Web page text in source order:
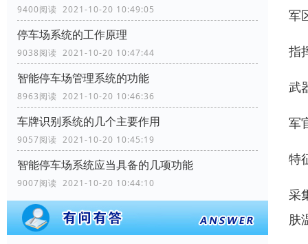
9400阅读 2021-10-20 10:49:05
停车场系统的工作原理
9038阅读 2021-10-20 10:47:44
智能停车场管理系统的功能
8963阅读 2021-10-20 10:46:36
车牌识别系统的几个主要作用
9057阅读 2021-10-20 10:45:19
智能停车场系统应当具备的几项功能
9007阅读 2021-10-20 10:44:10
军
指
武
军
特
采
肤